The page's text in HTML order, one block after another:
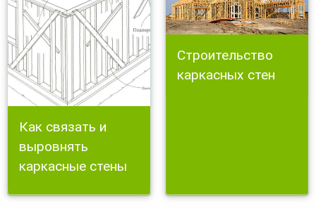
Как связать и
выровнять
каркасные стены
Строительство
каркасных стен